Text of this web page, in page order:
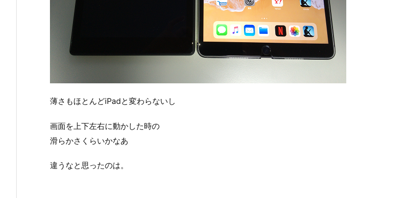
薄さもほとんどiPadと変わらないし
画面を上下左右に動かした時の
滑らかさくらいかなあ
違うなと思ったのは。